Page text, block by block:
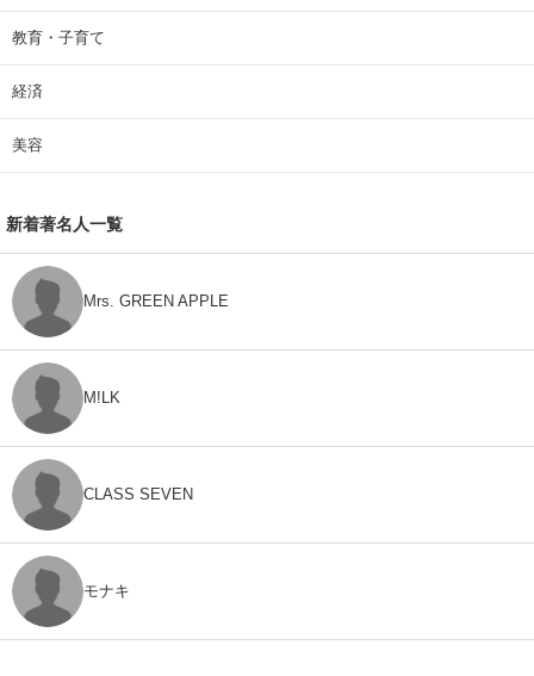
教育・子育て
経済
美容
新着著名人一覧
Mrs. GREEN APPLE
M!LK
CLASS SEVEN
モナキ